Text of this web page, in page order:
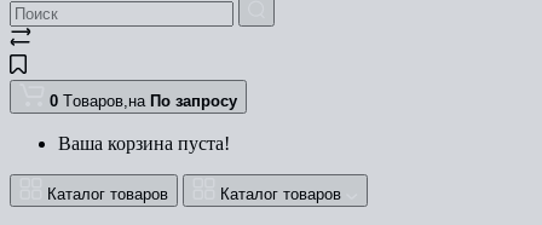
0 Tоваров,на По запросу
Ваша корзина пуста!
Каталог товаров Каталог товаров